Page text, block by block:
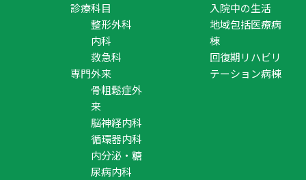
診療科目
整形外科
内科
救急科
専門外来
骨粗鬆症外
来
脳神経内科
循環器内科
内分泌・糖
尿病内科
入院中の生活
地域包括医療病
棟
回復期リハビリ
テーション病棟